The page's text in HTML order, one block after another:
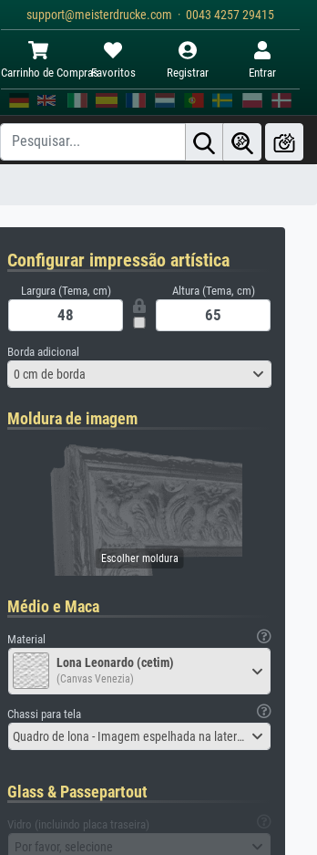
support@meisterdrucke.com · 0043 4257 29415
Carrinho de ComprasFavoritos Registrar Entrar
Configurar impressão artística
Largura (Tema, cm) Altura (Tema, cm)
Borda adicional
0 cm de borda
Moldura de imagem
Médio e Maca
Material
Lona Leonardo (cetim)
(Canvas Venezia)
Chassi para tela
Quadro de lona - Imagem espelhada na lateral
Glass & Passepartout
Vidro (incluindo placa traseira)
Por favor, selecione